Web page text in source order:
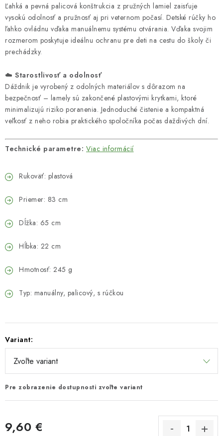
Ľahká a pevná palicová konštrukcia z pružných lamiel zaisťuje
vysokú odolnosť a pružnosť aj pri veternom počasí. Detské rúčky ho
ľahko ovládnu vďaka manuálnemu systému otvárania. Vďaka svojim
rozmerom poskytuje ideálnu ochranu pre deti na cestu do školy či
prechádzky.
☁️ Starostlivosť a odolnosť
Dáždnik je vyrobený z odolných materiálov s dôrazom na
bezpečnosť – lamely sú zakončené plastovými krytkami, ktoré
minimalizujú riziko poranenia. Jednoduché čistenie a kompaktná
veľkosť z neho robia praktického spoločníka počas daždivých dní.
Technické parametre: Viac informácií
Rukoväť: plastová
Priemer: 83 cm
Dĺžka: 65 cm
Hĺbka: 22 cm
Hmotnosť: 245 g
Typ: manuálny, palicový, s rúčkou
Variant:
Pre zobrazenie dostupnosti zvoľte variant
9,60 €